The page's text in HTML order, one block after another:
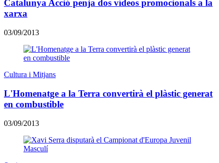
Catalunya Acció penja dos vídeos promocionals a la
xarxa
03/09/2013
Cultura i Mitjans
L'Homenatge a la Terra convertirà el plàstic generat
en combustible
03/09/2013